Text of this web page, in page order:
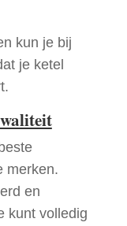
kun je bij
je ketel
merken.
en
kunt volledig